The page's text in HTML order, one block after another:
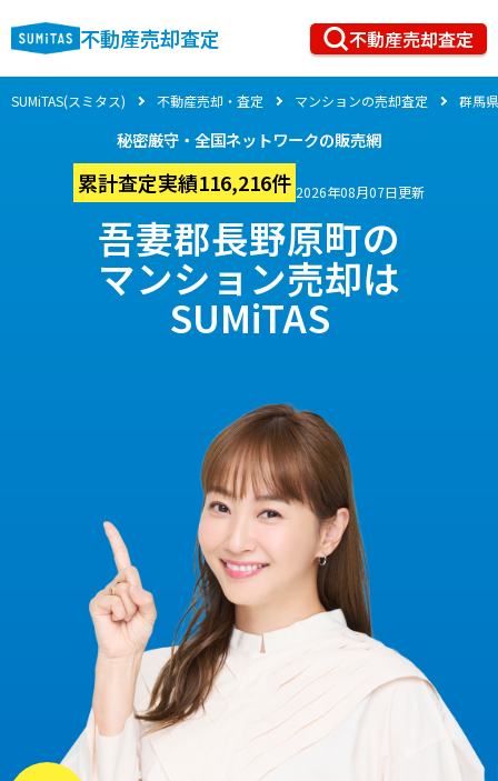
不動産売却査定 不動産売却査定
SUMiTAS(スミタス) 不動産売却・査定 マンションの売却査定 群馬県
秘密厳守・全国ネットワークの販売網
累計査定実績116,216件 2026年08月07日更新
吾妻郡長野原町の
マンション売却は
SUMiTAS